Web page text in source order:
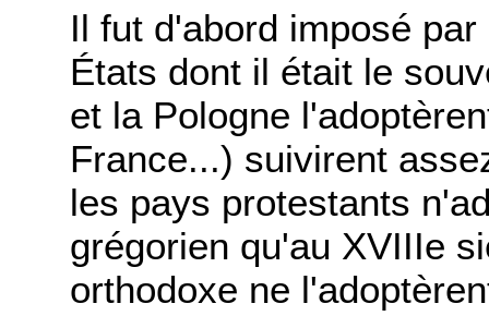
Il fut d'abord imposé
États dont il était le
et la Pologne
France...) suivirent
les pays protestants
grégorien qu'au XVIIIe
orthodoxe ne